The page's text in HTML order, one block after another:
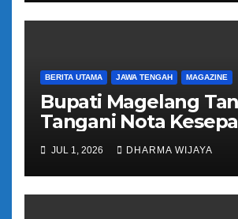
BERITA UTAMA JAWA TENGAH MAGAZINE
Bupati Magelang
Tangani Nota
Pengalihan Pelayanan
Regident Di
Bandongan
JUL 1, 2026 DHARMA WIJAYA